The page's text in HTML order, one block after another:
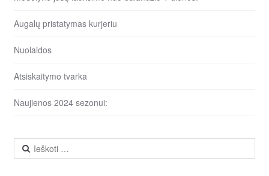
Augalų pristatymas kurjeriu
Nuolaidos
Atsiskaitymo tvarka
Naujienos 2024 sezonui:
Ieškoti: